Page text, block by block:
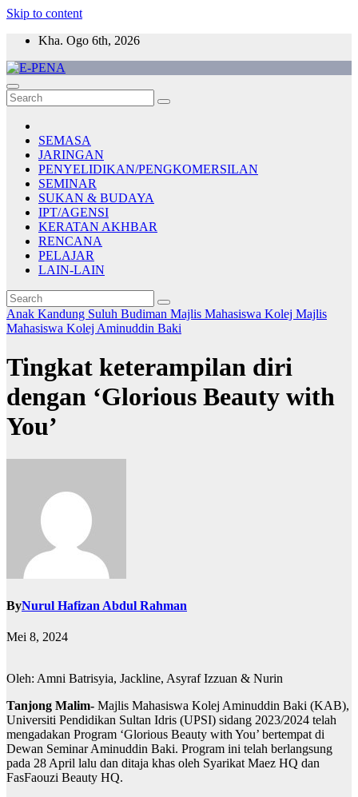
Skip to content
Kha. Ogo 6th, 2026
E-PENA
Berita Digital Terkini
SEMASA
JARINGAN
PENYELIDIKAN/PENGKOMERSILAN
SEMINAR
SUKAN & BUDAYA
IPT/AGENSI
KERATAN AKHBAR
RENCANA
PELAJAR
LAIN-LAIN
Anak Kandung Suluh Budiman Majlis Mahasiswa Kolej Majlis
Mahasiswa Kolej Aminuddin Baki
Tingkat keterampilan diri
dengan ‘Glorious Beauty with
You’
ByNurul Hafizan Abdul Rahman
Mei 8, 2024
Oleh: Amni Batrisyia, Jackline, Asyraf Izzuan & Nurin
Tanjong Malim- Majlis Mahasiswa Kolej Aminuddin Baki (KAB),
Universiti Pendidikan Sultan Idris (UPSI) sidang 2023/2024 telah
mengadakan Program ‘Glorious Beauty with You’ bertempat di
Dewan Seminar Aminuddin Baki. Program ini telah berlangsung
pada 28 April lalu dan ditaja khas oleh Syarikat Maez HQ dan
FasFaouzi Beauty HQ.